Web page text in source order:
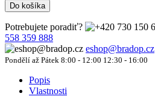
Do košíka
Potrebujete poradiť?
558 359 888
eshop@bradop.cz
Pondělí až Pátek 8:00 - 12:00 12:30 - 16:00
Popis
Vlastnosti